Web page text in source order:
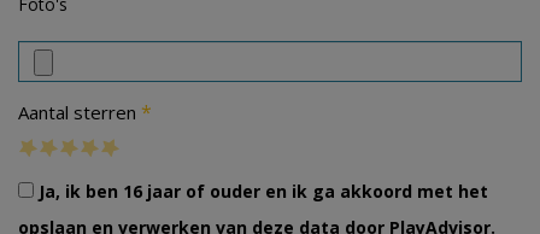
Foto's
Aantal sterren *
Ja, ik ben 16 jaar of ouder en ik ga akkoord met het
opslaan en verwerken van deze data door PlayAdvisor.